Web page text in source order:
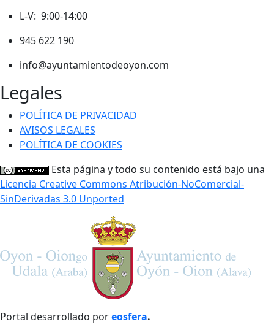
L-V: 9:00-14:00
945 622 190
info@ayuntamientodeoyon.com
Legales
POLÍTICA DE PRIVACIDAD
AVISOS LEGALES
POLÍTICA DE COOKIES
Esta página y todo su contenido está bajo una
Licencia Creative Commons Atribución-NoComercial-
SinDerivadas 3.0 Unported
Portal desarrollado poreosfera.